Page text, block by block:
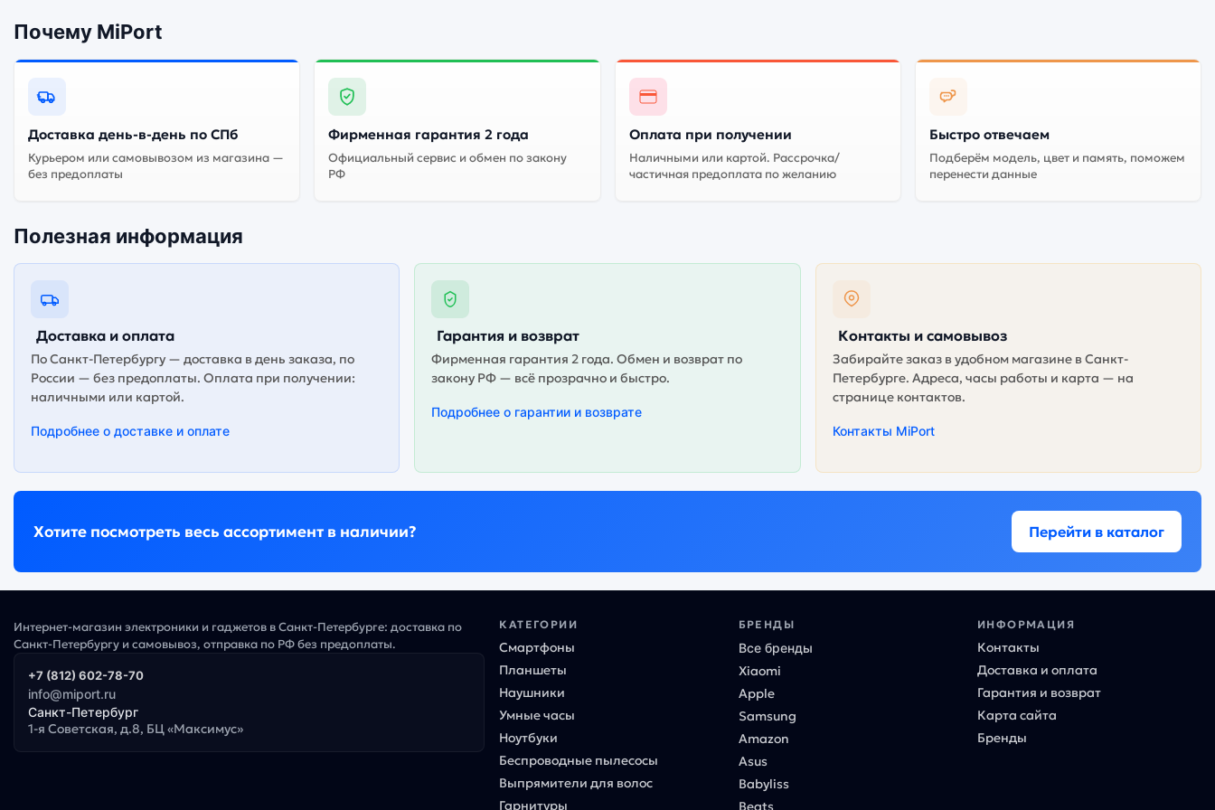
Почему MiPort
Доставка день-в-день по СПб
Курьером или самовывозом из магазина —
без предоплаты
Фирменная гарантия 2 года
Официальный сервис и обмен по закону
РФ
Оплата при получении
Наличными или картой. Рассрочка/
частичная предоплата по желанию
Быстро отвечаем
Подберём модель, цвет и память, поможем
перенести данные
Полезная информация
Доставка и оплата
По Санкт-Петербургу — доставка в день заказа, по
России — без предоплаты. Оплата при получении:
наличными или картой.
Подробнее о доставке и оплате
Гарантия и возврат
Фирменная гарантия 2 года. Обмен и возврат по
закону РФ — всё прозрачно и быстро.
Подробнее о гарантии и возврате
Контакты и самовывоз
Забирайте заказ в удобном магазине в Санкт-
Петербурге. Адреса, часы работы и карта — на
странице контактов.
Контакты MiPort
Хотите посмотреть весь ассортимент в наличии? Перейти в каталог
Интернет-магазин электроники и гаджетов в Санкт-Петербурге: доставка по
Санкт-Петербургу и самовывоз, отправка по РФ без предоплаты.
+7 (812) 602-78-70
info@miport.ru
Санкт-Петербург
1-я Советская, д.8, БЦ «Максимус»
КАТЕГОРИИ
Смартфоны
Планшеты
Наушники
Умные часы
Ноутбуки
Беспроводные пылесосы
Выпрямители для волос
Гарнитуры
БРЕНДЫ
Все бренды
Xiaomi
Apple
Samsung
Amazon
Asus
Babyliss
Beats
ИНФОРМАЦИЯ
Контакты
Доставка и оплата
Гарантия и возврат
Карта сайта
Бренды